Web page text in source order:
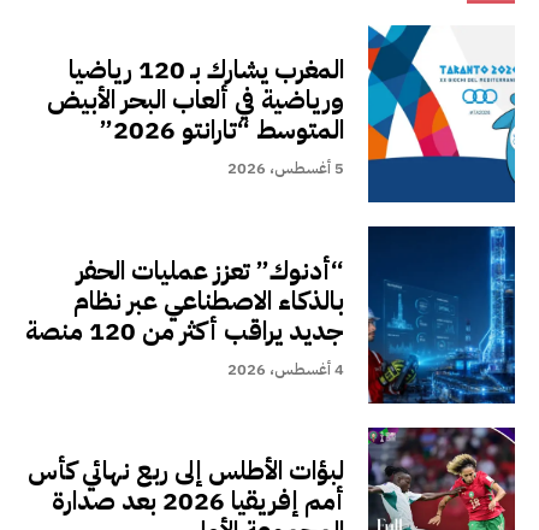
المغرب يشارك بـ 120 رياضيا
ورياضية في ألعاب البحر الأبيض
المتوسط “تارانتو 2026”
5 أغسطس، 2026
“أدنوك” تعزز عمليات الحفر
بالذكاء الاصطناعي عبر نظام
جديد يراقب أكثر من 120 منصة
4 أغسطس، 2026
لبؤات الأطلس إلى ربع نهائي كأس
أمم إفريقيا 2026 بعد صدارة